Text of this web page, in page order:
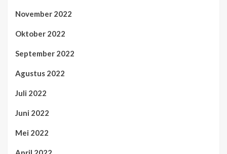
November 2022
Oktober 2022
September 2022
Agustus 2022
Juli 2022
Juni 2022
Mei 2022